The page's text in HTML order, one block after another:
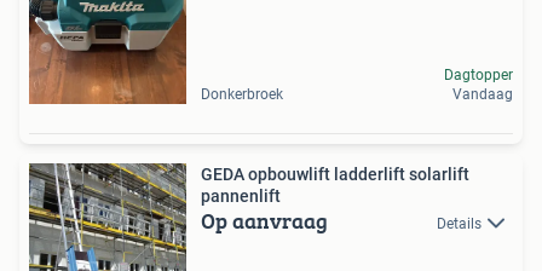
Donkerbroek
Dagtopper
Vandaag
GEDA opbouwlift ladderlift solarlift
pannenlift
Op aanvraag Details